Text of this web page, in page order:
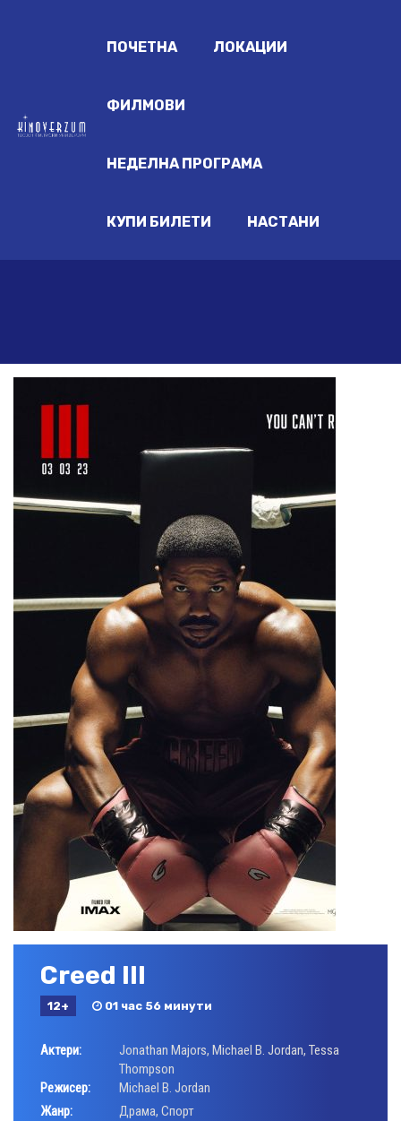
ПОЧЕТНА ЛОКАЦИИ
ФИЛМОВИ
НЕДЕЛНА ПРОГРАМА
КУПИ БИЛЕТИ НАСТАНИ
Creed III
12+ 01 час 56 минути
Актери: Jonathan Majors, Michael B. Jordan, Tessa
Thompson
Режисер:
Michael B. Jordan
Жанр:
Драма, Спорт